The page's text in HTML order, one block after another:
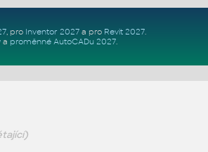
, pro Inventor 2027a pro Revit 2027.
a proměnné AutoCADu 2027.